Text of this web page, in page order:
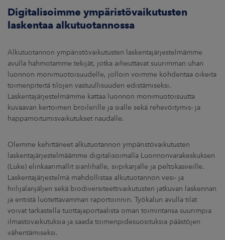
Digitalisoimme ympäristövaikutusten
laskentaa alkutuotannossa
Alkutuotannon ympäristövaikutusten laskentajärjestelmämme
avulla hahmotamme tekijät, jotka aiheuttavat suurimman uhan
luonnon monimuotoisuudelle, jolloin voimme kohdentaa oikeita
toimenpiteitä tilojen vastuullisuuden edistämiseksi.
Laskentajärjestelmämme kattaa luonnon monimuotoisuutta
kuvaavan kertoimen broilerille ja sialle sekä rehevöitymis- ja
happamoitumisvaikutukset naudalle.
Olemme kehittäneet alkutuotannon ympäristövaikutusten
laskentajärjestelmäämme digitalisoimalla Luonnonvarakeskuksen
(Luke) elinkaarimallit sianlihalle, siipikarjalle ja peltokasveille.
Laskentajärjestelmä mahdollistaa alkutuotannon vesi- ja
hiilijalanjäljen sekä biodiversiteettivaikutusten jatkuvan laskennan
ja entistä luotettavamman raportoinnin. Työkalun avulla tilat
voivat tarkastella tuottajaportaalista oman toimintansa suurimpia
ilmastovaikutuksia ja saada toimenpidesuosituksia päästöjen
vähentämiseksi.